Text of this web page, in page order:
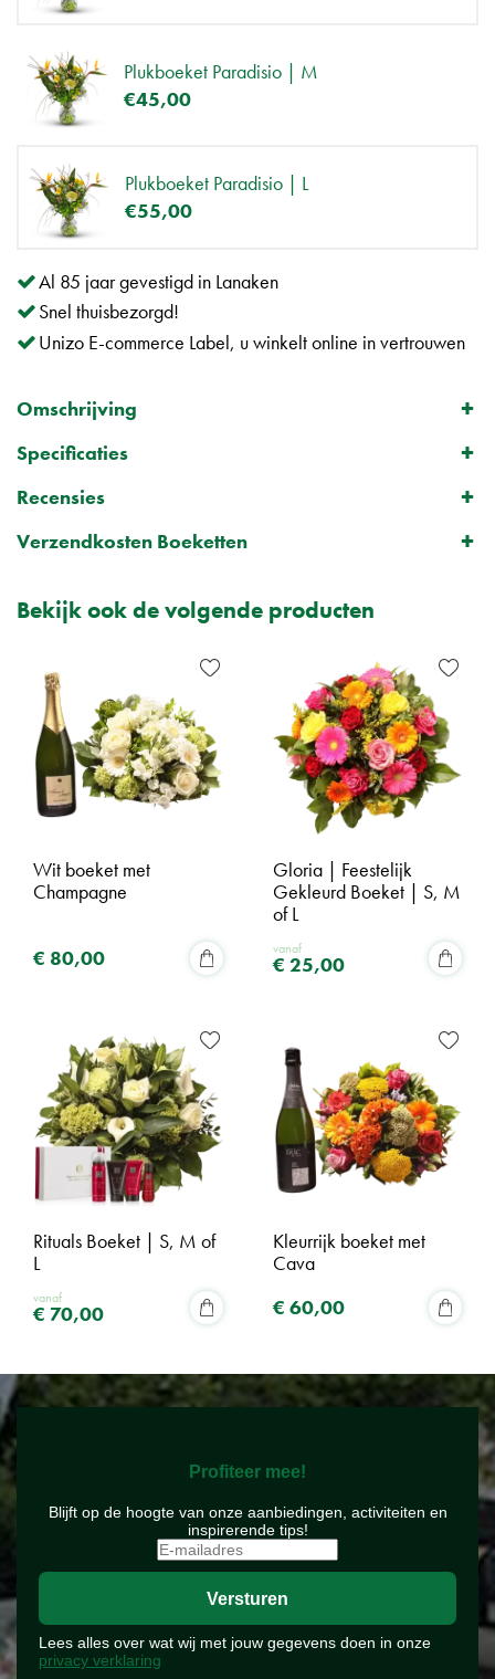
Plukboeket Paradisio | M
€45,00
Plukboeket Paradisio | L
€55,00
Al 85 jaar gevestigd in Lanaken
Snel thuisbezorgd!
Unizo E-commerce Label, u winkelt online in vertrouwen
Omschrijving
Specificaties
Recensies
Verzendkosten Boeketten
Bekijk ook de volgende producten
Wit boeket met
Champagne
€ 80,00
Gloria | Feestelijk
Gekleurd Boeket | S, M
of L
vanaf
€ 25,00
Rituals Boeket | S, M of
L
vanaf
€ 70,00
Kleurrijk boeket met
Cava
€ 60,00
Profiteer mee!
Blijft op de hoogte van onze aanbiedingen, activiteiten en
inspirerende tips!
Lees alles over wat wij met jouw gegevens doen in onze
privacy verklaring